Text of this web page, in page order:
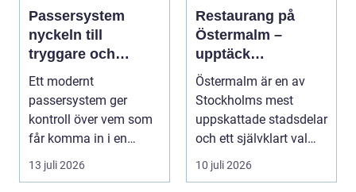
Passersystem
nyckeln till
tryggare och
smidigare tillträde
Ett modernt
passersystem ger
kontroll över vem som
får komma in i en
byggnad, när de får
komma in oc...
13 juli 2026
Restaurang på
Östermalm –
upptäck
matupplevelser i
en av Stockholms
mest attraktiva
stadsdelar
Östermalm är en av
Stockholms mest
uppskattade stadsdelar
och ett självklart val
f&ou...
10 juli 2026